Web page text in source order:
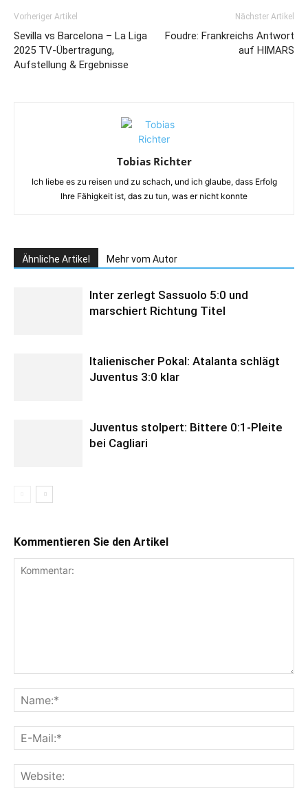
Vorheriger Artikel
Sevilla vs Barcelona – La Liga
2025 TV-Übertragung,
Aufstellung & Ergebnisse
Nächster Artikel
Foudre: Frankreichs Antwort
auf HIMARS
Tobias Richter
Ich liebe es zu reisen und zu schach, und ich glaube, dass Erfolg
Ihre Fähigkeit ist, das zu tun, was er nicht konnte
Ähnliche Artikel Mehr vom Autor
Inter zerlegt Sassuolo 5:0 und
marschiert Richtung Titel
Italienischer Pokal: Atalanta schlägt
Juventus 3:0 klar
Juventus stolpert: Bittere 0:1-Pleite
bei Cagliari
Kommentieren Sie den Artikel